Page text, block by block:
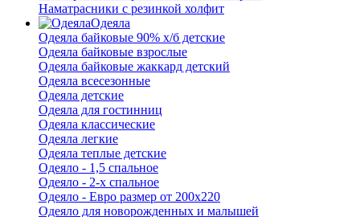
Наматрасники с резинкой холфит
Одеяла
Одеяла байковые 90% х/б детские
Одеяла байковые взрослые
Одеяла байковые жаккард детский
Одеяла всесезонные
Одеяла детские
Одеяла для гостинниц
Одеяла классические
Одеяла легкие
Одеяла теплые детские
Одеяло - 1,5 спальное
Одеяло - 2-х спальное
Одеяло - Евро размер от 200х220
Одеяло для новорожденных и малышей